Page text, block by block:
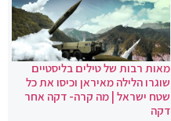
מאות רבות של טילים בליסטיים
שוגרו הלילה מאיראן וכיסו את כל
שטח ישראל | מה קרה- דקה אחר
דקה